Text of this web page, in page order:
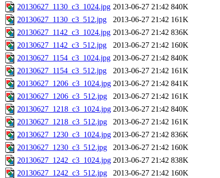
20130627_1130_c3_1024.jpg 2013-06-27 21:42 840K
20130627_1130_c3_512.jpg
2013-06-27 21:42 161K
20130627_1142_c3_1024.jpg 2013-06-27 21:42 836K
20130627_1142_c3_512.jpg
2013-06-27 21:42 160K
20130627_1154_c3_1024.jpg 2013-06-27 21:42 840K
20130627_1154_c3_512.jpg
2013-06-27 21:42 161K
20130627_1206_c3_1024.jpg 2013-06-27 21:42 841K
20130627_1206_c3_512.jpg
2013-06-27 21:42 161K
20130627_1218_c3_1024.jpg 2013-06-27 21:42 840K
20130627_1218_c3_512.jpg
2013-06-27 21:42 161K
20130627_1230_c3_1024.jpg 2013-06-27 21:42 836K
20130627_1230_c3_512.jpg
2013-06-27 21:42 160K
20130627_1242_c3_1024.jpg 2013-06-27 21:42 838K
20130627_1242_c3_512.jpg
2013-06-27 21:42 160K